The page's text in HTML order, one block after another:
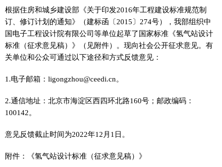
根据住房和城乡建设部《关于印发2016年工程建设标准规范制
订、修订计划的通知》（建标函〔2015〕274号），我部组织中
国电子工程设计院有限公司等单位起草了国家标准《氢气站设计
标准（征求意见稿）》（见附件）。现向社会公开征求意见。有
关单位和公众可通过以下途径和方式反馈意见：
1.电子邮箱：ligongzhou@ceedi.cn。
2.通信地址：北京市海淀区西四环北路160号；邮政编码：
100142。
意见反馈截止时间为2022年12月1日。
附件：《氢气站设计标准（征求意见稿）》